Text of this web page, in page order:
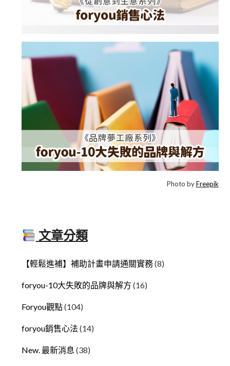
Photo byFreepik
文章分類
【輕鬆進補】補助計畫申請通關實務(8)
foryou-10大失敗的品牌與解方 (16)
Foryou觀點(104)
foryou銷售心法 (14)
New. 最新消息 (38)